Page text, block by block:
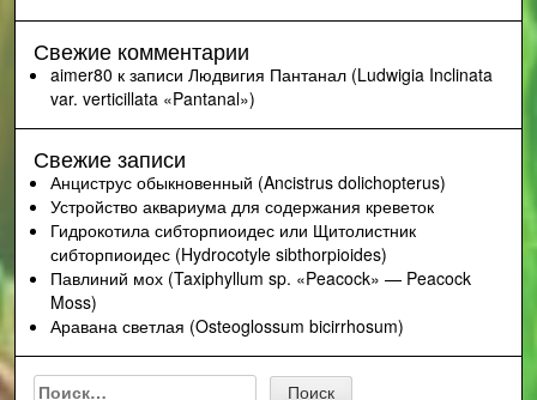
Свежие комментарии
aimer80 к записи Людвигия Пантанал (Ludwigia Inclinata
var. verticillata «Pantanal»)
Свежие записи
Анциструс обыкновенный (Ancistrus dolichopterus)
Устройство аквариума для содержания креветок
Гидрокотила сибторпиоидес или Щитолистник
сибторпиоидес (Hydrocotyle sibthorpioides)
Павлиний мох (Taxiphyllum sp. «Peacock» — Peacock
Moss)
Аравана светлая (Osteoglossum bicirrhosum)
Найти: